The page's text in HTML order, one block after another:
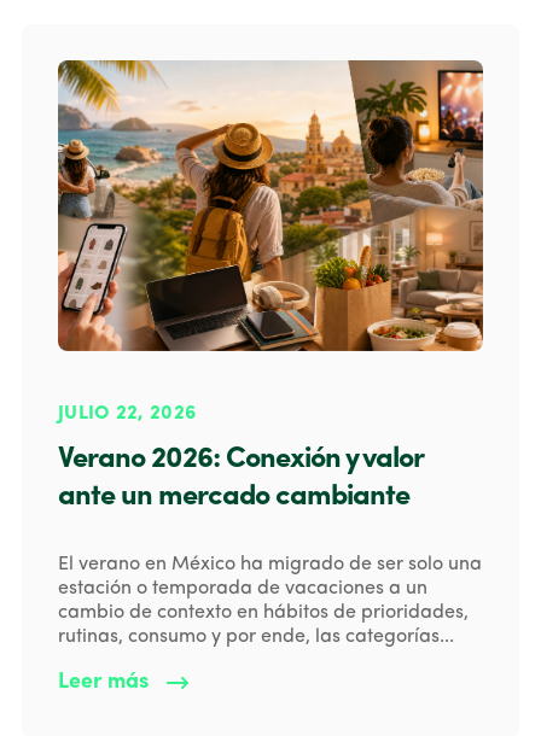
JULIO 22, 2026
Verano 2026: Conexión y valor
ante un mercado cambiante
El verano en México ha migrado de ser solo una
estación o temporada de vacaciones a un
cambio de contexto en hábitos de prioridades,
rutinas, consumo y por ende, las categorías...
Leer más